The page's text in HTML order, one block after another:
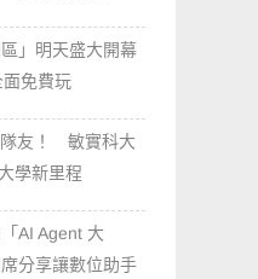
區」明天盛大開幕
免費玩
隊友！ 敏實科大
學新里程
AI Agent 大
分享讓數位助手